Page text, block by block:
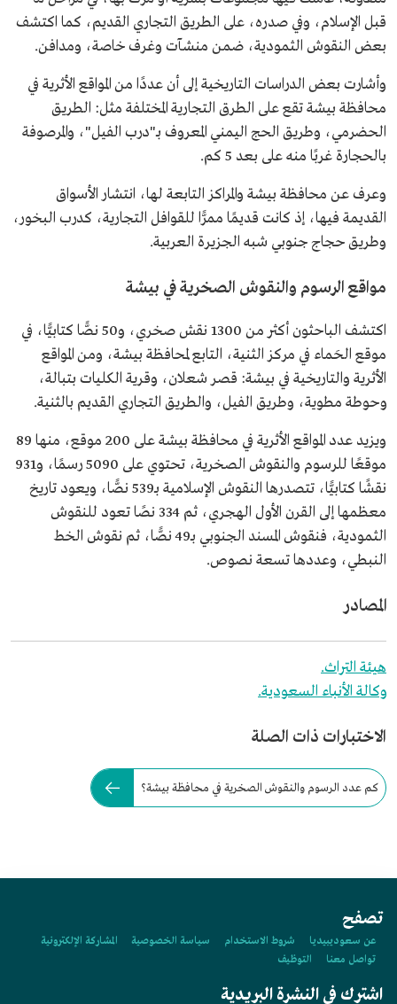
قبل الإسلام، وفي صدره، على الطريق التجاري القديم، كما اكتشف
بعض النقوش الثمودية، ضمن منشآت وغرف خاصة، ومدافن.
وأشارت بعض الدراسات التاريخية إلى أن عددًا من المواقع الأثرية في
محافظة بيشة تقع على الطرق التجارية المختلفة مثل: الطريق
الحضرمي، وطريق الحج اليمني المعروف بـ"درب الفيل"، والمرصوفة
بالحجارة غربًا منه على بعد 5 كم.
وعرف عن محافظة بيشة والمراكز التابعة لها، انتشار الأسواق
القديمة فيها، إذ كانت قديمًا ممرًّا للقوافل التجارية، كدرب البخور،
وطريق حجاج جنوبي شبه الجزيرة العربية.
مواقع الرسوم والنقوش الصخرية في بيشة
اكتشف الباحثون أكثر من 1300 نقش صخري، و50 نصًّا كتابيًّا، في
موقع الحَماء في مركز الثنية، التابع لمحافظة بيشة، ومن المواقع
الأثرية والتاريخية في بيشة: قصر شعلان، وقرية الكليات بتبالة،
وحوطة مطوية، وطريق الفيل، والطريق التجاري القديم بالثنية.
ويزيد عدد المواقع الأثرية في محافظة بيشة على 200 موقع، منها 89
موقعًا للرسوم والنقوش الصخرية، تحتوي على 5090 رسمًا، و931
نقشًا كتابيًّا، تتصدرها النقوش الإسلامية بـ539 نصًّا، ويعود تاريخ
معظمها إلى القرن الأول الهجري، ثم 334 نصًا تعود للنقوش
الثمودية، فنقوش المسند الجنوبي بـ49 نصًّا، ثم نقوش الخط
النبطي، وعددها تسعة نصوص.
المصادر
هيئة التراث.
وكالة الأنباء السعودية.
الاختبارات ذات الصلة
كم عدد الرسوم والنقوش الصخرية في محافظة بيشة؟
تصفح
عن سعوديبيديا شروط الاستخدام سياسة الخصوصية
المشاركة الإلكترونية
تواصل معنا
التوظيف
اشترك في النشرة البريدية